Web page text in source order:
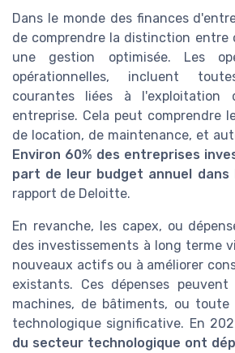
Dans le monde des finances
de comprendre la distinction entre
une gestion optimisée. Les
opérationnelles, incluent
courantes liées à l'exploitation
entreprise. Cela peut comprendre
de location, de maintenance, et
Environ 60% des entreprises
part de leur budget annuel dans
rapport de Deloitte.
En revanche, les capex, ou
des investissements à long terme
nouveaux actifs ou à améliorer
existants. Ces dépenses
machines, de bâtiments, ou toute
technologique significative. En
du secteur technologique ont